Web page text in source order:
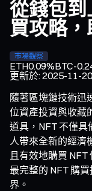
從錢包到
買攻略
市場觀察
ETH0.09%BTC-
更新於:2025-11-
隨著區塊鏈技術迅
位資產投資與收藏
道具，NFT 不僅具
人帶來全新的經濟
且有效地購買
最完整的 NFT 購
界。